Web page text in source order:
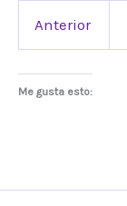
Anterior
Me gusta esto: